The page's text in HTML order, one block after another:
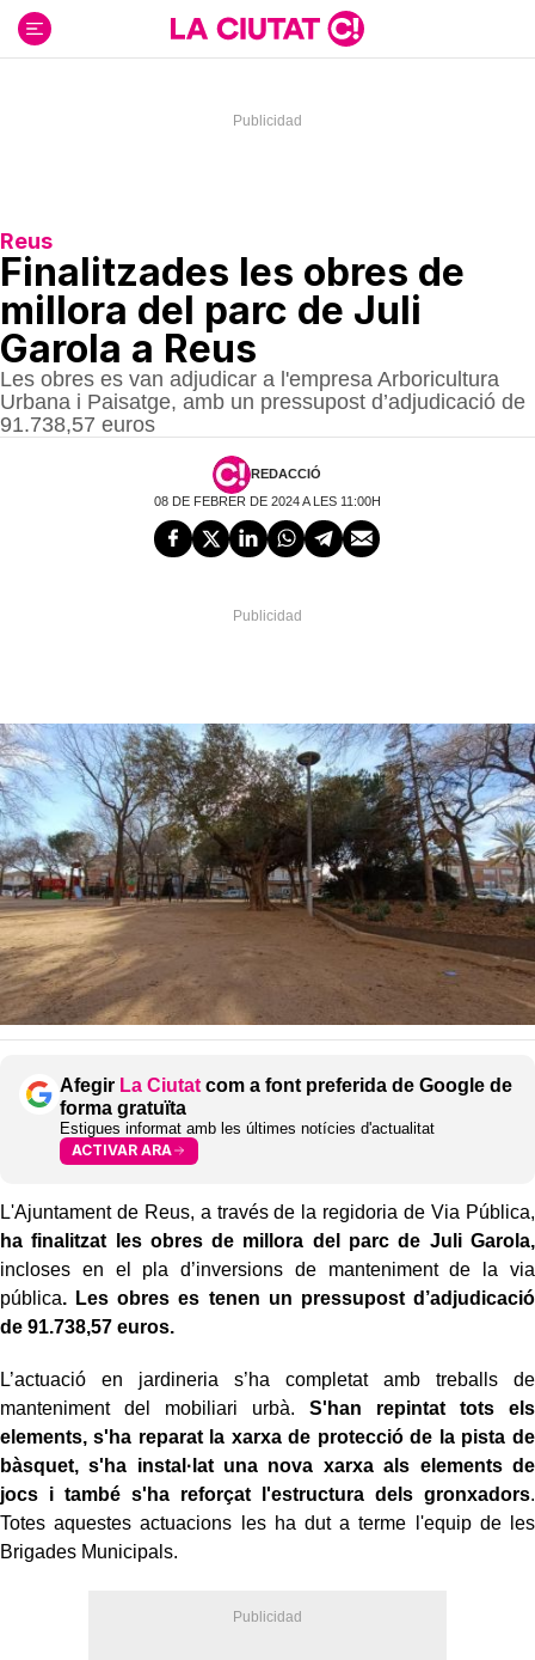
contenido
Reus
Finalitzades les obres de
millora del parc de Juli
Garola a Reus
Les obres es van adjudicar a l'empresa Arboricultura
Urbana i Paisatge, amb un pressupost d’adjudicació de
91.738,57 euros
REDACCIÓ
08 DE FEBRER DE 2024 A LES 11:00H
Afegir La Ciutat com a font preferida de Google de
forma gratuïta
Estigues informat amb les últimes notícies d'actualitat
ACTIVAR ARA
L'Ajuntament de Reus, a través de la regidoria de Via Pública,
ha finalitzat les obres de millora del parc de Juli Garola,
incloses en el pla d’inversions de manteniment de la via
pública. Les obres es tenen un pressupost d’adjudicació
de 91.738,57 euros.
L’actuació en jardineria s’ha completat amb treballs de
manteniment del mobiliari urbà. S'han repintat tots els
elements, s'ha reparat la xarxa de protecció de la pista de
bàsquet, s'ha instal·lat una nova xarxa als elements de
jocs i també s'ha reforçat l'estructura dels gronxadors.
Totes aquestes actuacions les ha dut a terme l'equip de les
Brigades Municipals.